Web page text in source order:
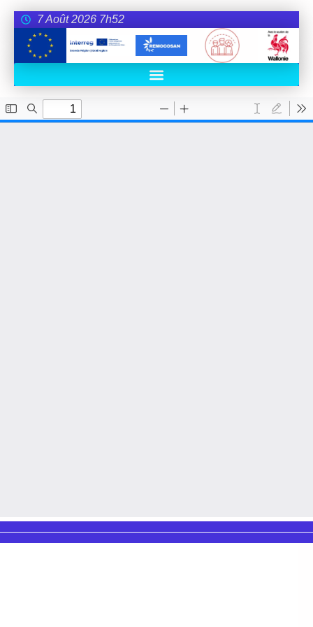
7 Août 2026 7h52